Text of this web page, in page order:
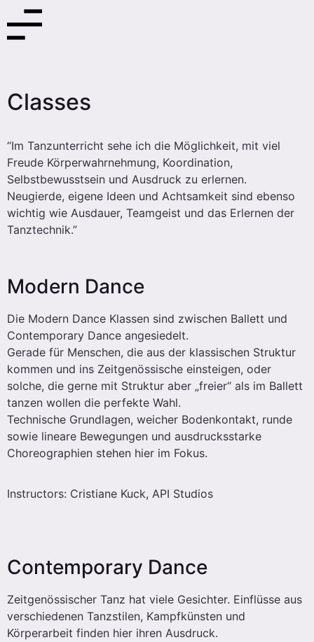
Classes
“Im Tanzunterricht sehe ich die Möglichkeit, mit viel
Freude Körperwahrnehmung, Koordination,
Selbstbewusstsein und Ausdruck zu erlernen.
Neugierde, eigene Ideen und Achtsamkeit sind ebenso
wichtig wie Ausdauer, Teamgeist und das Erlernen der
Tanztechnik.”
Modern Dance
Die Modern Dance Klassen sind zwischen Ballett und
Contemporary Dance angesiedelt.
Gerade für Menschen, die aus der klassischen Struktur
kommen und ins Zeitgenössische einsteigen, oder
solche, die gerne mit Struktur aber „freier“ als im Ballett
tanzen wollen die perfekte Wahl.
Technische Grundlagen, weicher Bodenkontakt, runde
sowie lineare Bewegungen und ausdrucksstarke
Choreographien stehen hier im Fokus.
Instructors: Cristiane Kuck, API Studios
Contemporary Dance
Zeitgenössischer Tanz hat viele Gesichter. Einflüsse aus
verschiedenen Tanzstilen, Kampfkünsten und
Körperarbeit finden hier ihren Ausdruck.